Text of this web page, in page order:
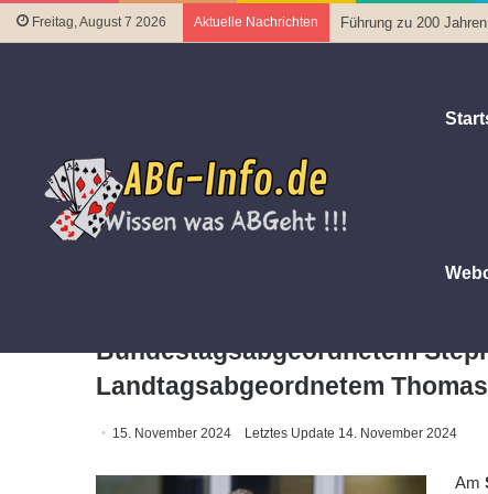
Freitag, August 7 2026 Aktuelle Nachrichten Führung zu 200
Stephan Brandner und Landtagsabgeordnetem Thomas
Bundestagsabgeordnetem
Landtagsabgeordnetem
15. November 2024 Letztes Update 14. November 2024
Am